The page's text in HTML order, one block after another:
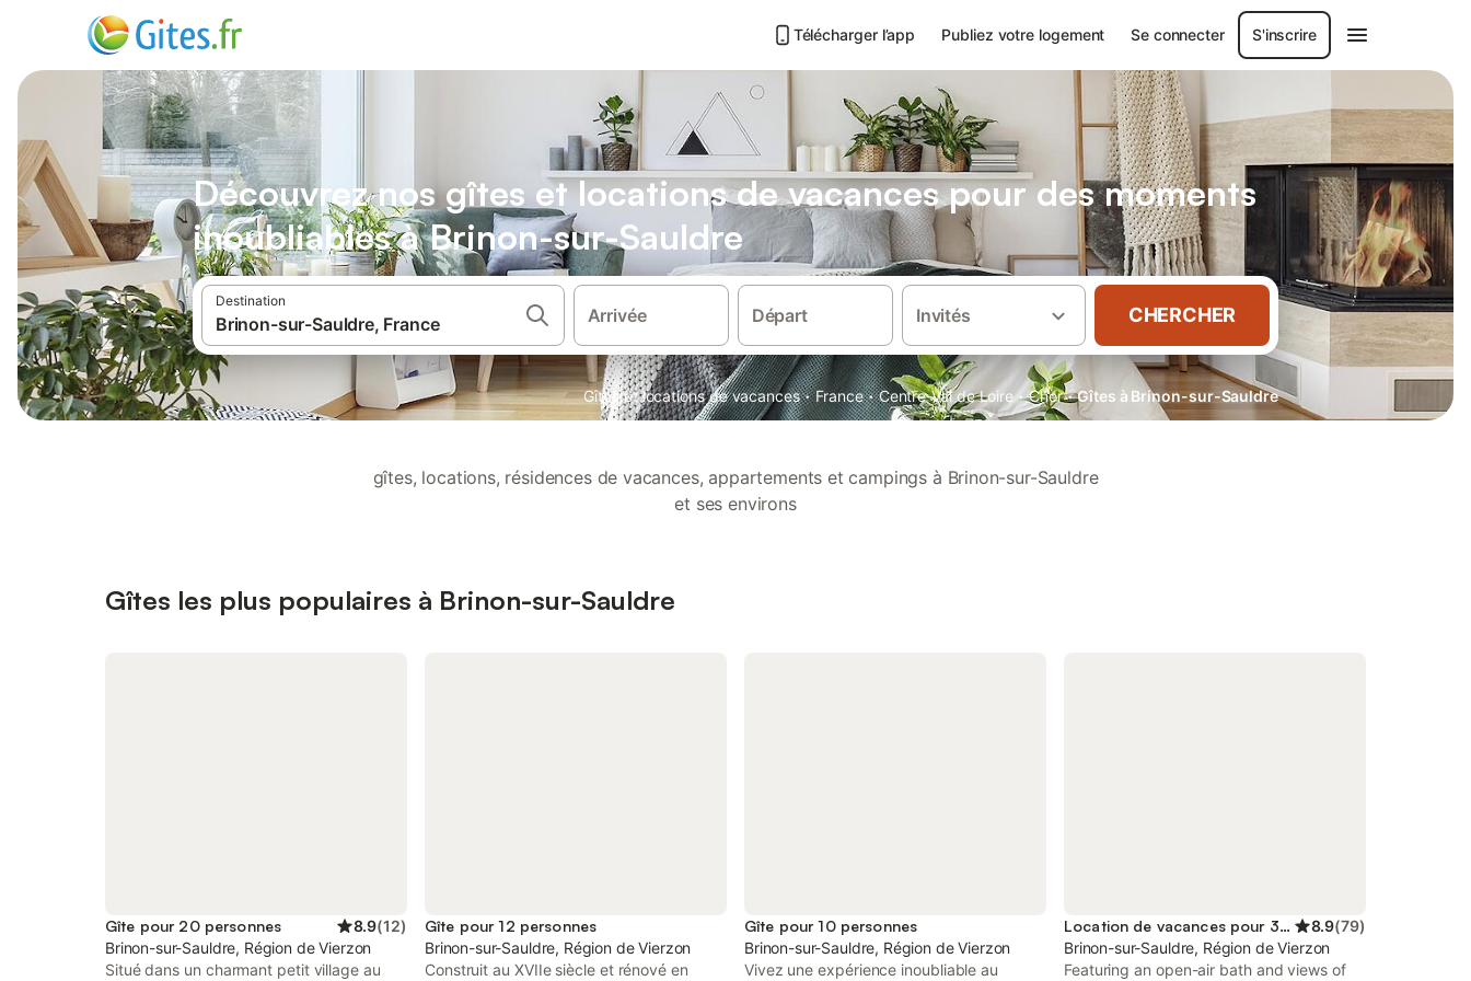
Télécharger l’app Publiez votre logement Se connecter S'inscrire
Découvrez nos gîtes et locations de vacances pour des moments
inoubliables à Brinon-sur-Sauldre
Destination
Arrivée Départ Invités CHERCHER
Gîtes et locations de vacances · France · Centre-Val de Loire · Cher · Gîtes à Brinon-sur-Sauldre
gîtes, locations, résidences de vacances, appartements et campings à Brinon-sur-Sauldre
et ses environs
Gîtes les plus populaires à Brinon-sur-Sauldre
Gîte pour 20 personnes 8.9(12)
Brinon-sur-Sauldre, Région de Vierzon
Situé dans un charmant petit village au
Gîte pour 12 personnes
Brinon-sur-Sauldre, Région de Vierzon
Construit au XVIIe siècle et rénové en
Gîte pour 10 personnes
Brinon-sur-Sauldre, Région de Vierzon
Vivez une expérience inoubliable au
Location de vacances pour 3 personnes 8.9(79)
Brinon-sur-Sauldre, Région de Vierzon
Featuring an open-air bath and views of